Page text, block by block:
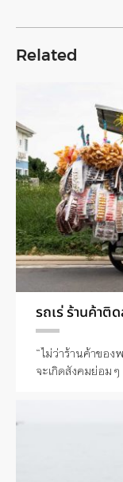
Related
รถเร่ ร้านค้าติ
“ไม่ว่าร้านค้าขอ
จะเกิดสังคมย่อม